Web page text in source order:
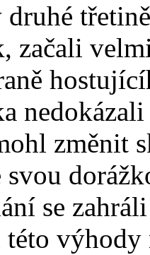
začali
změnit
svou
se
této